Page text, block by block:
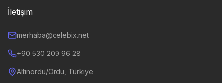
İletişim
merhaba@celebix.net
+90 530 209 96 28
Altınordu/Ordu, Türkiye